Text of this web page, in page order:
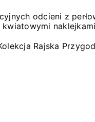
odcieni z